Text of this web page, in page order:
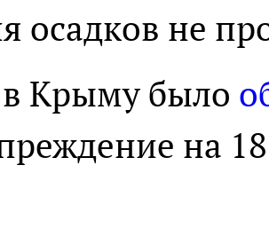
осадков не
Крыму было
на